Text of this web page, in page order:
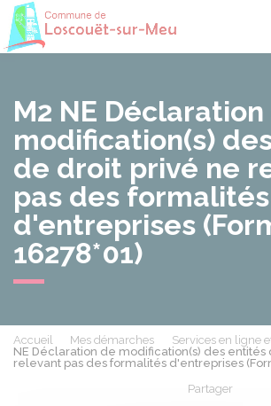
M2 NE
modification(s)
de droit privé ne
pas des formalités
d'entreprises
16278*01)
Accueil Mes démarches Services en ligne
NE Déclaration de modification(s) des entités
relevant pas des formalités d'entreprises
Partager